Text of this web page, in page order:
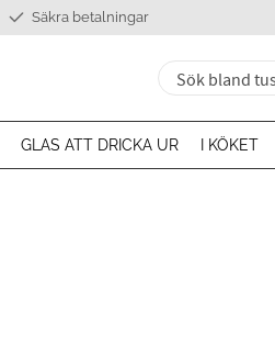
Säkra betalningar
GLAS ATT DRICKA UR I KÖKET